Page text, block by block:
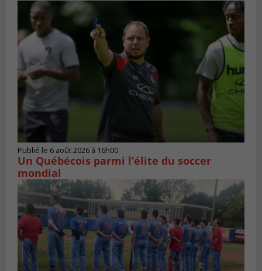
Publié le 6 août 2026 à 16h00
Un Québécois parmi l’élite du soccer
mondial